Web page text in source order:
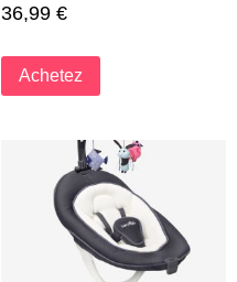
36,99 €
Achetez